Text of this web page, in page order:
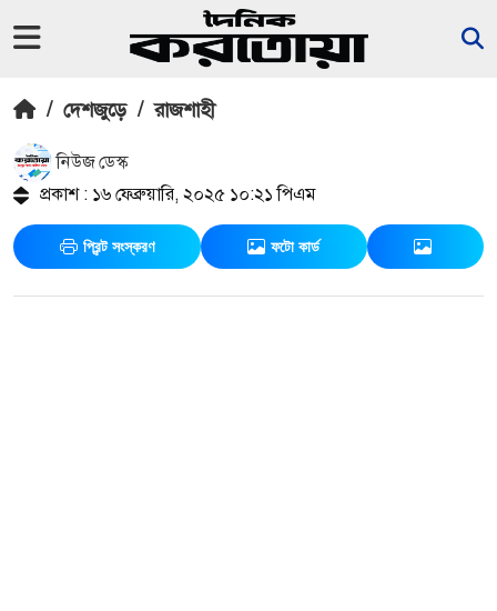
/ দেশজুড়ে / রাজশাহী
নিউজ ডেস্ক
প্রকাশ : ১৬ ফেব্রুয়ারি, ২০২৫ ১০:২১ পিএম
প্রিন্ট সংস্করণ ফটো কার্ড